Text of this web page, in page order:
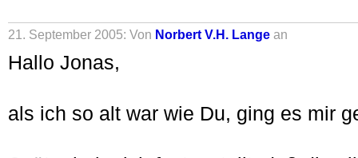
21. September 2005: Von Norbert V.H. Lange an
Hallo Jonas,
als ich so alt war wie Du, ging es mir